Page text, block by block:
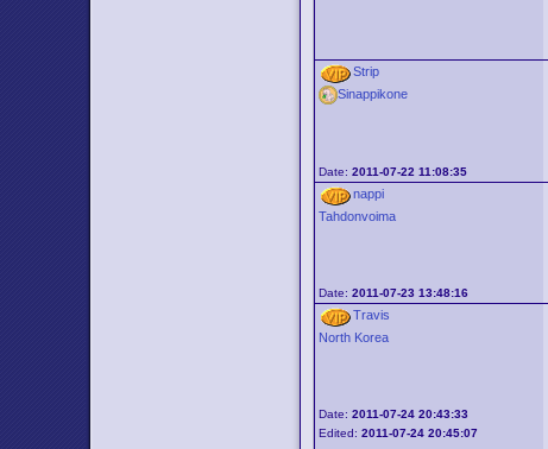
Strip
Sinappikone
Date:2011-07-22 11:08:35
nappi
Tahdonvoima
Date:2011-07-23 13:48:16
Travis
North Korea
Date:2011-07-24 20:43:33
Edited:2011-07-24 20:45:07